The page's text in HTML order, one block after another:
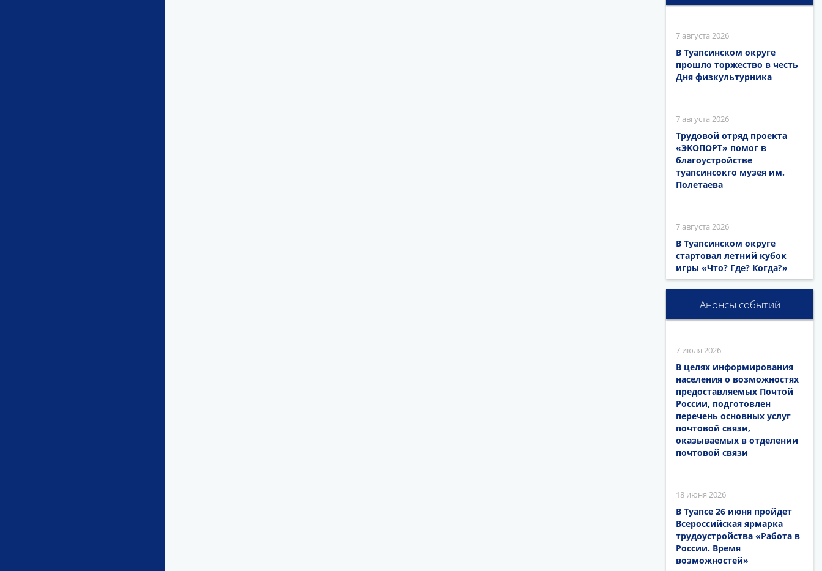
7 августа 2026
В Туапсинском округе
прошло торжество в честь
Дня физкультурника
7 августа 2026
Трудовой отряд проекта
«ЭКОПОРТ» помог в
благоустройстве
туапсинсокго музея им.
Полетаева
7 августа 2026
В Туапсинском округе
стартовал летний кубок
игры «Что? Где? Когда?»
Анонсы событий
7 июля 2026
В целях информирования
населения о возможностях
предоставляемых Почтой
России, подготовлен
перечень основных услуг
почтовой связи,
оказываемых в отделении
почтовой связи
18 июня 2026
В Туапсе 26 июня пройдет
Всероссийская ярмарка
трудоустройства «Работа в
России. Время
возможностей»